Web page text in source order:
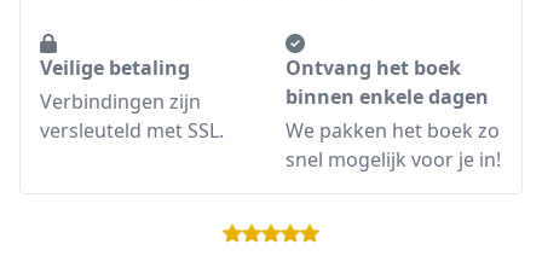
Veilige betaling
Verbindingen zijn
versleuteld met SSL.
Ontvang het boek
binnen enkele dagen
We pakken het boek zo
snel mogelijk voor je in!